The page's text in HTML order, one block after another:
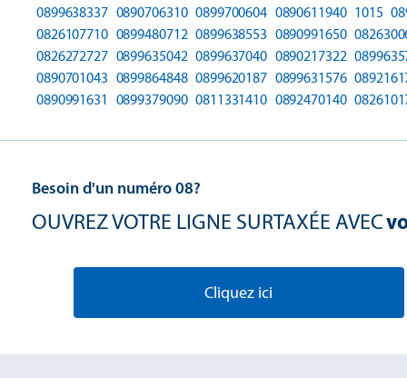
0899638337 0890706310 0899700604 0890611940 1015
0826107710 0899480712 0899638553 0890991650
0826272727 0899635042 0899637040 0890217322
0890701043 0899864848 0899620187 0899631576
0890991631 0899379090 0811331410 0892470140
Besoin d'un numéro 08?
OUVREZ VOTRE LIGNE SURTAXÉE AVEC
Cliquez ici